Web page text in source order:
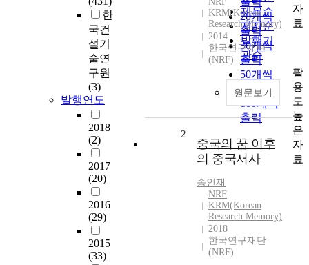
한
국건
설기
술연
구원
(3)
발행연도
2018
(2)
2017
(20)
2016
(29)
2015
(33)
제목순
저자순
발행기
관순
20개씩
출력
30개씩
출력
50개씩
출력
100개씩
출력
KRM(Korean
Research Memory)
2014
한국연구재단
(NRF)
원문보기
2
중국의 꿈 이후
의 중국서사
송인재
NRF
KRM(Korean
Research Memory)
2018
한국연구재단
(NRF)
자
료
활
용
도
높
은
자
료